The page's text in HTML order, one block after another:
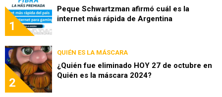
1
Peque Schwartzman afirmó cuál es la
internet más rápida de Argentina
2
QUIÉN ES LA MÁSCARA
¿Quién fue eliminado HOY 27 de octubre en
Quién es la máscara 2024?